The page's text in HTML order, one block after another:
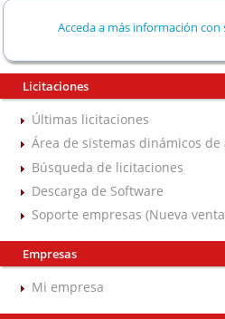
Acceda a más información
Licitaciones
Últimas licitaciones
Área de sistemas dinámicos
Búsqueda de licitaciones
Descarga de Software
Soporte empresas (Nueva
Empresas
Mi empresa